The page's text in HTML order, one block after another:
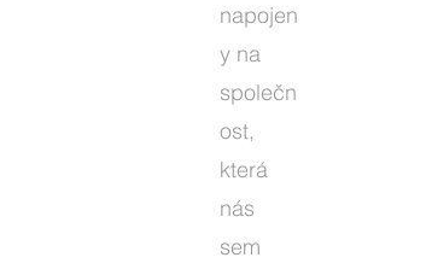
napojen
y na
společn
ost,
která
nás
sem